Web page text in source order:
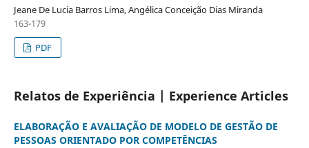
Jeane De Lucia Barros Lima, Angélica Conceição Dias Miranda
163-179
PDF
Relatos de Experiência | Experience Articles
ELABORAÇÃO E AVALIAÇÃO DE MODELO DE GESTÃO DE
PESSOAS ORIENTADO POR COMPETÊNCIAS